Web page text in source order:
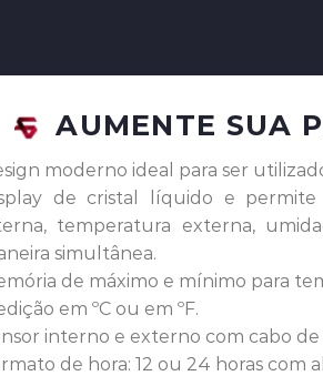
AUMENTE SUA
moderno ideal para ser
de cristal líquido e permite
temperatura externa,
simultânea.
de máximo e mínimo para
em ºC ou em ºF.
interno e externo com cabo de
de hora: 12 ou 24 horas com